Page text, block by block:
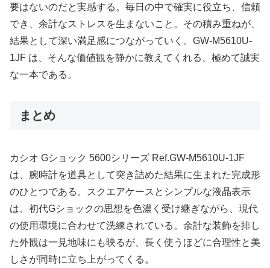
要はないのだと実感する。毎日の中で確実に役立ち、信頼
でき、余計なストレスを生まないこと。その積み重ねが、
結果として深い満足感につながっていく。GW-M5610U-
1JF は、そんな価値観を静かに教えてくれる、極めて誠実
な一本である。
まとめ
カシオ Gショック 5600シリーズ Ref.GW-M5610U-1JF
は、腕時計を道具として突き詰めた結果に生まれた完成形
のひとつである。スクエアケースとシンプルな液晶表示
は、初代Gショックの思想を色濃く受け継ぎながら、現代
の使用環境に合わせて洗練されている。余計な装飾を排し
た外観は一見地味にも映るが、長く使うほどに合理性と美
しさが同時に立ち上がってくる。